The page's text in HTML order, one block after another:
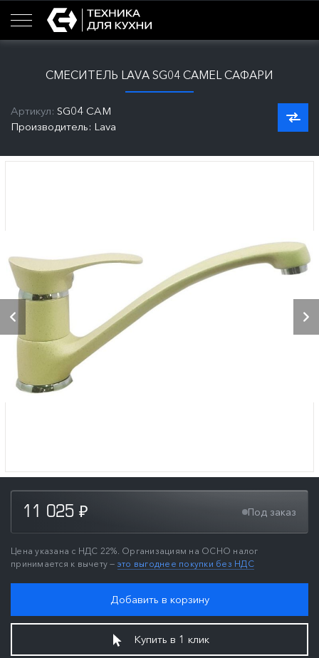
СМЕСИТЕЛЬ LAVA SG04 CAMEL САФАРИ
Артикул: SG04 CAM
Производитель: Lava
11 025 ₽ Под заказ
Цена указана с НДС 22%. Организациям на ОСНО налог
принимается к вычету — это выгоднее покупки без НДС
Добавить в корзину
Купить в 1 клик